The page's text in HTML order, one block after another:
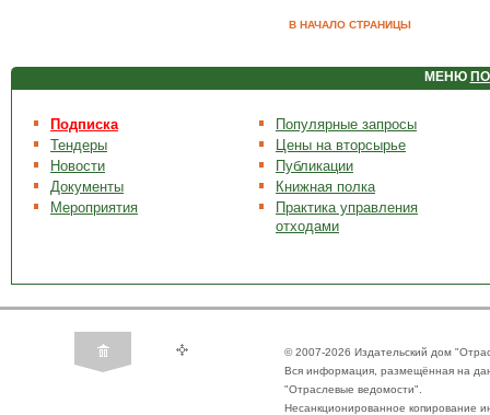
В НАЧАЛО СТРАНИЦЫ
МЕНЮ
Подписка
Тендеры
Новости
Документы
Мероприятия
Популярные запросы
Цены на вторсырье
Публикации
Книжная полка
Практика управления
отходами
© 2007-2026 Издательский дом
Вся информация, размещённая на
"Отраслевые ведомости".
Несанкционированное копирование